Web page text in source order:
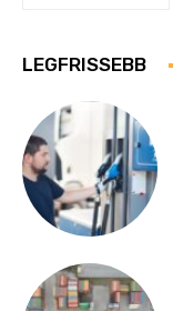
LEGFRISSEBB